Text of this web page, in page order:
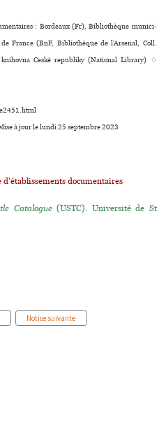
: Bordeaux (Fr), Bibliothèque muni­ci­
France (BnF, Bibliothèque de l’Arsenal, Coll.
Ceské repu­bliky (National Library) ♢
à jour le lundi 25 septembre 2023
d'établissements documentaires
Catalogue(USTC). Université de St
Notice suivante